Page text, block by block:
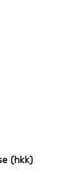
(hkk)